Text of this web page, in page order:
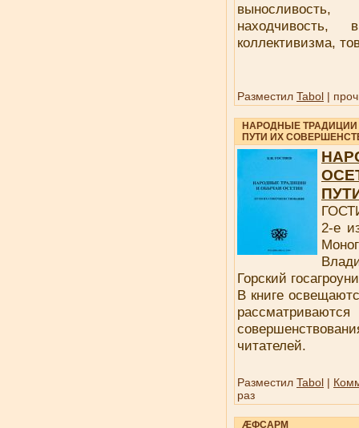
находчивость,
коллективизма,
Разместил Tabol |
НАРОДНЫЕ
ПУТИ ИХ
2-е
Горский
В книге
читателей.
Разместил Tabol |
раз
ÆФСАРМ